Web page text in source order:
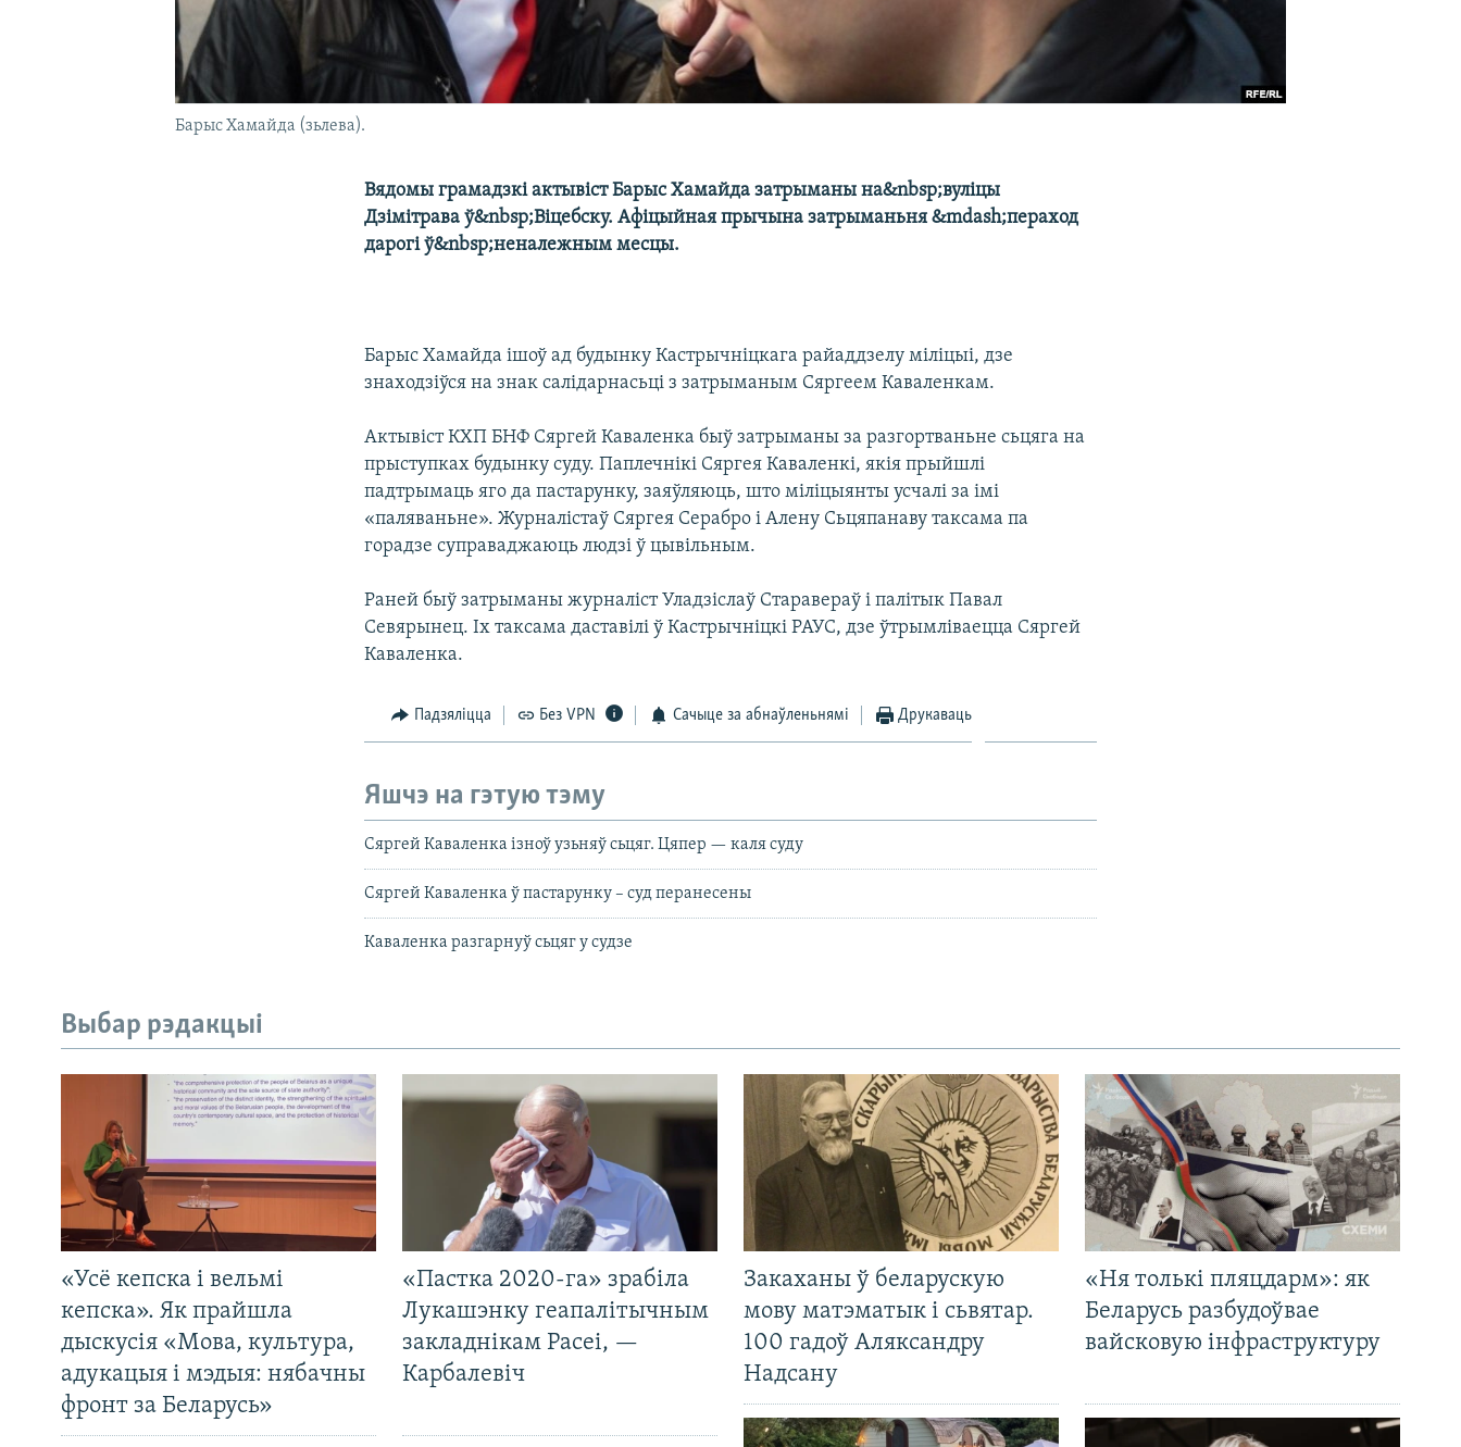
Барыс Хамайда (зьлева).
Вядомы грамадзкі актывіст Барыс Хамайда затрыманы на&nbsp;вуліцы
Дзімітрава ў&nbsp;Віцебску. Афіцыйная прычына затрыманьня &mdash;пераход
дарогі ў&nbsp;неналежным месцы.
Барыс Хамайда ішоў ад будынку Кастрычніцкага райаддзелу міліцыі, дзе
знаходзіўся на знак салідарнасьці з затрыманым Сяргеем Каваленкам.
Актывіст КХП БНФ Сяргей Каваленка быў затрыманы за разгортваньне сьцяга на
прыступках будынку суду. Паплечнікі Сяргея Каваленкі, якія прыйшлі
падтрымаць яго да пастарунку, заяўляюць, што міліцыянты усчалі за імі
«паляваньне». Журналістаў Сяргея Серабро і Алену Сьцяпанаву таксама па
горадзе суправаджаюць людзі ў цывільным.
Раней быў затрыманы журналіст Уладзіслаў Старавераў і палітык Павал
Севярынец. Іх таксама даставілі ў Кастрычніцкі РАУС, дзе ўтрымліваецца Сяргей
Каваленка.
Падзяліцца Без VPN Сачыце за абнаўленьнямі Друкаваць
Яшчэ на гэтую тэму
Сяргей Каваленка ізноў узьняў сьцяг. Цяпер — каля суду
Сяргей Каваленка ў пастарунку – суд перанесены
Каваленка разгарнуў сьцяг у судзе
Выбар рэдакцыі
«Усё кепска і вельмі
кепска». Як прайшла
дыскусія «Мова, культура,
адукацыя і мэдыя: нябачны
фронт за Беларусь»
«Пастка 2020-га» зрабіла
Лукашэнку геапалітычным
закладнікам Расеі, —
Карбалевіч
Закаханы ў беларускую
мову матэматык і сьвятар.
100 гадоў Аляксандру
Надсану
«Ня толькі пляцдарм»: як
Беларусь разбудоўвае
вайсковую інфраструктуру